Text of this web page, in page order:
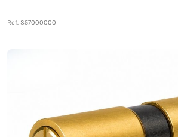
Ref. S57000000